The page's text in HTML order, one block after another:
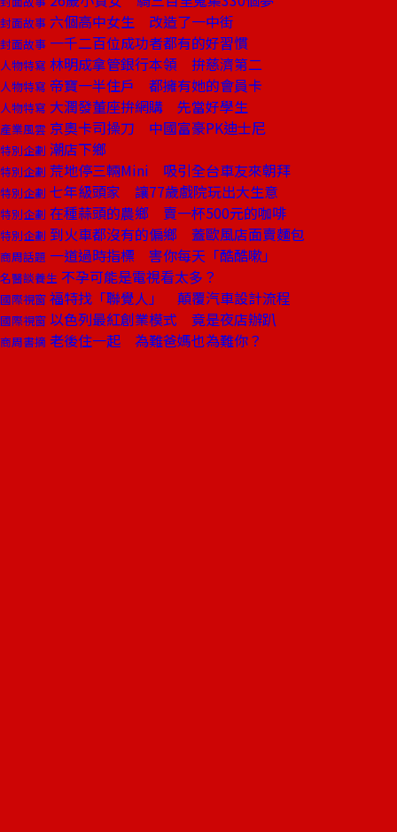
封面故事 六個高中女生 改造了一中街
封面故事 一千二百位成功者都有的好習慣
人物特寫 林明成拿管銀行本領 拚慈濟第二
人物特寫 帝寶一半住戶 都擁有她的會員卡
人物特寫 大潤發董座拚網購 先當好學生
產業風雲 京奧卡司操刀 中國富豪PK迪士尼
特別企劃 潮店下鄉
特別企劃 荒地停三輛Mini 吸引全台車友來朝拜
特別企劃 七年級頭家 讓77歲戲院玩出大生意
特別企劃 在種蒜頭的農鄉 賣一杯500元的咖啡
特別企劃 到火車都沒有的偏鄉 蓋歐風店面賣麵包
商周話題 一道過時指標 害你每天「酷酷嗽」
名醫談養生 不孕可能是電視看太多？
國際視窗 福特找「聯覺人」 顛覆汽車設計流程
國際視窗 以色列最紅創業模式 竟是夜店辦趴
商周書摘 老後住一起 為難爸媽也為難你？